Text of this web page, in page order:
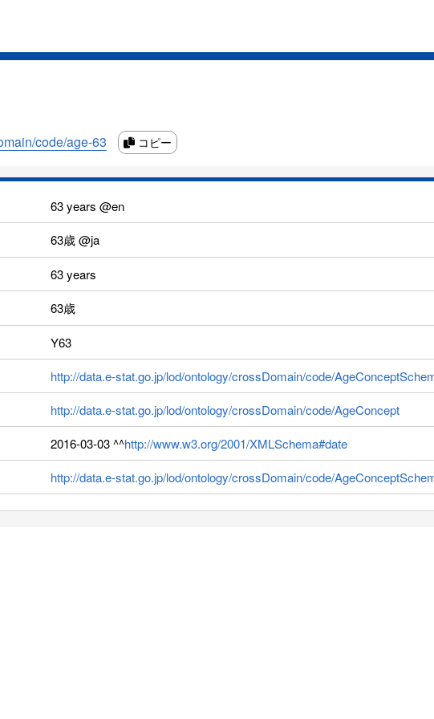
code/age-63 コピー
63 years @en
63歳 @ja
63 years
63歳
Y63
http://data.e-stat.go.jp/lod/ontology/crossDomain/code/
http://data.e-stat.go.jp/lod/ontology/crossDomain/code/AgeConcept
2016-03-03 ^^http://www.w3.org/2001/XMLSchema#date
http://data.e-stat.go.jp/lod/ontology/crossDomain/code/